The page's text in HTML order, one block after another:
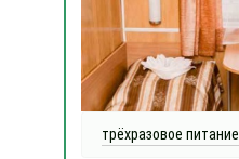
трёхразовое питание